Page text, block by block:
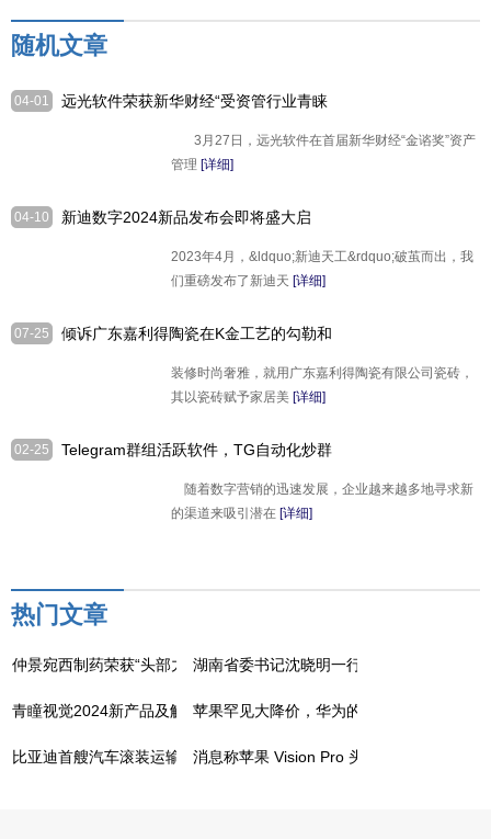
随机文章
04-01
远光软件荣获新华财经“受资管行业青睐
3月27日，远光软件在首届新华财经“金谘奖”资产
管理 [详细]
04-10
新迪数字2024新品发布会即将盛大启
2023年4月，&ldquo;新迪天工&rdquo;破茧而出，我
们重磅发布了新迪天 [详细]
07-25
倾诉广东嘉利得陶瓷在K金工艺的勾勒和
装修时尚奢雅，就用广东嘉利得陶瓷有限公司瓷砖，
其以瓷砖赋予家居美 [详细]
02-25
Telegram群组活跃软件，TG自动化炒群
随着数字营销的迅速发展，企业越来越多地寻求新
的渠道来吸引潜在 [详细]
热门文章
仲景宛西制药荣获“头部力量·医药高质量发展成果企业”
湖南省委书记沈晓明一行调研走访吉因加
青瞳视觉2024新产品及解决方案发布盛典成功举办
苹果罕见大降价，华为的压力给到了？
比亚迪首艘汽车滚装运输船首航，拥有 7000 个标准车位
消息称苹果 Vision Pro 头显虚拟键盘体验